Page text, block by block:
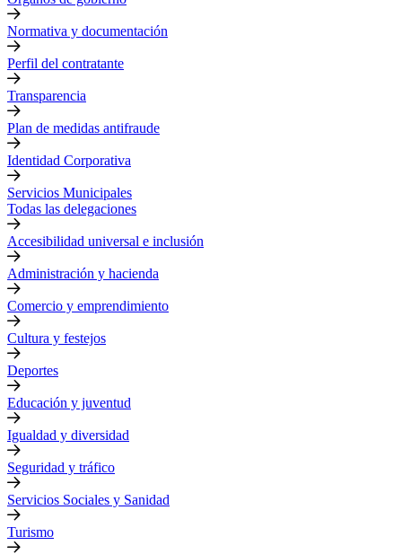
Normativa y documentación
Perfil del contratante
Transparencia
Plan de medidas antifraude
Identidad Corporativa
Servicios Municipales
Todas las delegaciones
Accesibilidad universal e inclusión
Administración y hacienda
Comercio y emprendimiento
Cultura y festejos
Deportes
Educación y juventud
Igualdad y diversidad
Seguridad y tráfico
Servicios Sociales y Sanidad
Turismo